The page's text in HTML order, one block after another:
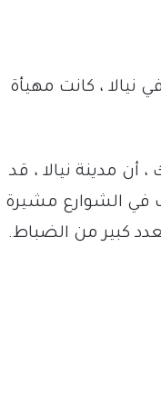
، كانت مهيأة
مدينة نيالا ، قد
في الشوارع مشيرة
كبير من الضباط.